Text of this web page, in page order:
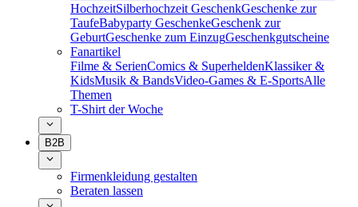
HochzeitSilberhochzeit GeschenkGeschenke zur
TaufeBabyparty GeschenkeGeschenk zur
GeburtGeschenke zum EinzugGeschenkgutscheine
Fanartikel
Filme & SerienComics & SuperheldenKlassiker &
KidsMusik & BandsVideo-Games & E-SportsAlle
Themen
T-Shirt der Woche
B2B
Firmenkleidung gestalten
Beraten lassen